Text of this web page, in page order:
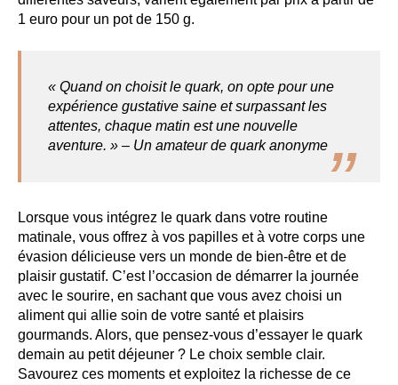
1 euro pour un pot de 150 g.
« Quand on choisit le quark, on opte pour une
expérience gustative saine et surpassant les
attentes, chaque matin est une nouvelle
aventure. » – Un amateur de quark anonyme
Lorsque vous intégrez le quark dans votre routine
matinale, vous offrez à vos papilles et à votre corps une
évasion délicieuse vers un monde de bien-être et de
plaisir gustatif. C’est l’occasion de démarrer la journée
avec le sourire, en sachant que vous avez choisi un
aliment qui allie soin de votre santé et plaisirs
gourmands. Alors, que pensez-vous d’essayer le quark
demain au petit déjeuner ? Le choix semble clair.
Savourez ces moments et exploitez la richesse de ce